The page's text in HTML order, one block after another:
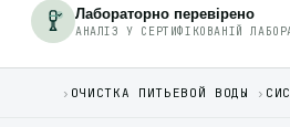
Лабораторно перевірено
АНАЛІЗ У СЕРТИФІКОВАНІЙ
› ОЧИСТКА ПИТЬЕВОЙ ВОДЫ ›